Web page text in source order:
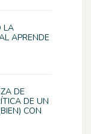
LA
APRENDE
DE
DE UN
CON